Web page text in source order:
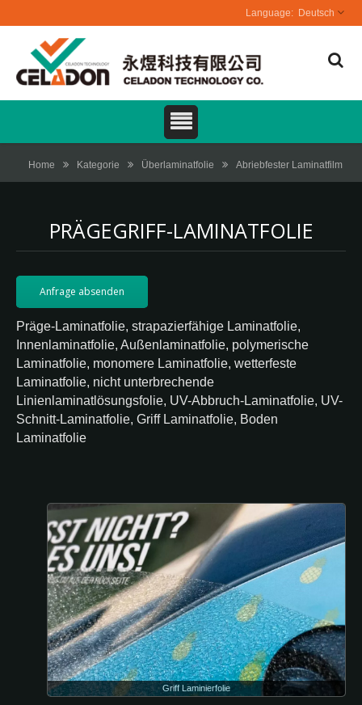
Deutsch
Home Kategorie Überlaminatfolie Abriebfester Laminatfilm
PRÄGEGRIFF-LAMINATFOLIE
Anfrage absenden
Präge-Laminatfolie, strapazierfähige Laminatfolie,
Innenlaminatfolie, Außenlaminatfolie, polymerische
Laminatfolie, monomere Laminatfolie, wetterfeste
Laminatfolie, nicht unterbrechende
Linienlaminatlösungsfolie, UV-Abbruch-Laminatfolie, UV-
Schnitt-Laminatfolie, Griff Laminatfolie, Boden
Laminatfolie
Griff Laminierfolie